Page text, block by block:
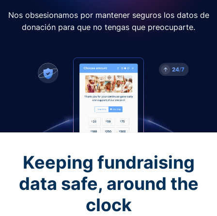
Nos obsesionamos por mantener seguros los datos de
donación para que no tengas que preocuparte.
Keeping fundraising
data safe, around the
clock